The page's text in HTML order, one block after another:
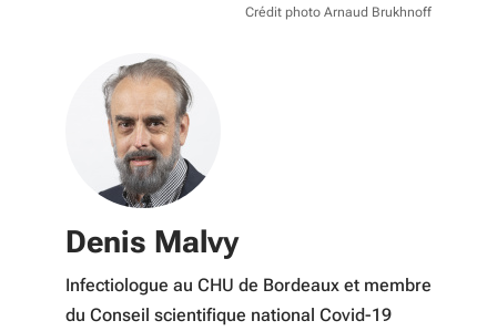
Crédit photo Arnaud Brukhnoff
Interview de
Denis Malvy
Infectiologue au CHU de Bordeaux et membre
du Conseil scientifique national Covid-19